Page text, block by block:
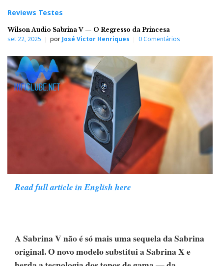
Reviews Testes
Wilson Audio Sabrina V — O Regresso da Princesa
set 22, 2025 por José Victor Henriques 0 Comentários
Read full article in English here
A Sabrina V não é só mais uma sequela da Sabrina
original. O novo modelo substitui a Sabrina X e